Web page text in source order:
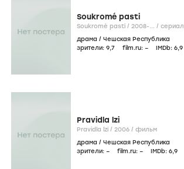
Soukromé pasti
Soukromé pasti / 2008-... / сериал
драма / Чешская Республика
зрители: 9,7 film.ru: – IMDb: 6,9
Pravidla lzi
Pravidla lzi / 2006 / фильм
драма / Чешская Республика
зрители: – film.ru: – IMDb: 6,9